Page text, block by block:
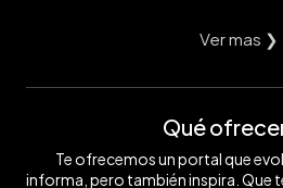
Ver mas ❯
Qué
Te ofrecemos un portal que
informa, pero también inspira. Que